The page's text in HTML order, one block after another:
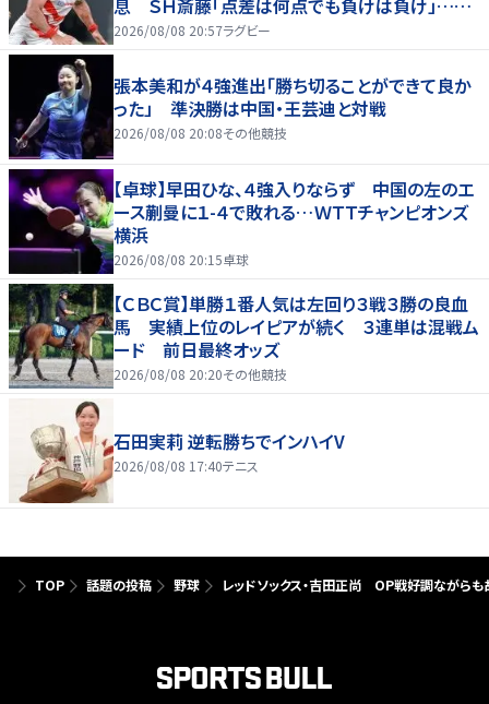
息 ＳＨ斎藤「点差は何点でも負けは負け」…前
半にＳＯ伊藤龍が先制トライ、３２ー３５で惜敗
2026/08/08 20:57ラグビー
張本美和が４強進出「勝ち切ることができて良か
った」 準決勝は中国・王芸迪と対戦
2026/08/08 20:08その他競技
【卓球】早田ひな、４強入りならず 中国の左のエ
ース蒯曼に１-４で敗れる…ＷＴＴチャンピオンズ
横浜
2026/08/08 20:15卓球
【ＣＢＣ賞】単勝１番人気は左回り３戦３勝の良血
馬 実績上位のレイピアが続く ３連単は混戦ム
ード 前日最終オッズ
2026/08/08 20:20その他競技
石田実莉 逆転勝ちでインハイV
2026/08/08 17:40テニス
TOP 話題の投稿 野球 レッドソックス・吉田正尚 OP戦好調ながら